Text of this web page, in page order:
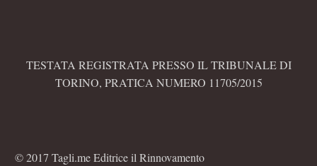
TESTATA REGISTRATA PRESSO IL TRIBUNALE DI
TORINO, PRATICA NUMERO 11705/2015
© 2017 Tagli.me Editrice il Rinnovamento